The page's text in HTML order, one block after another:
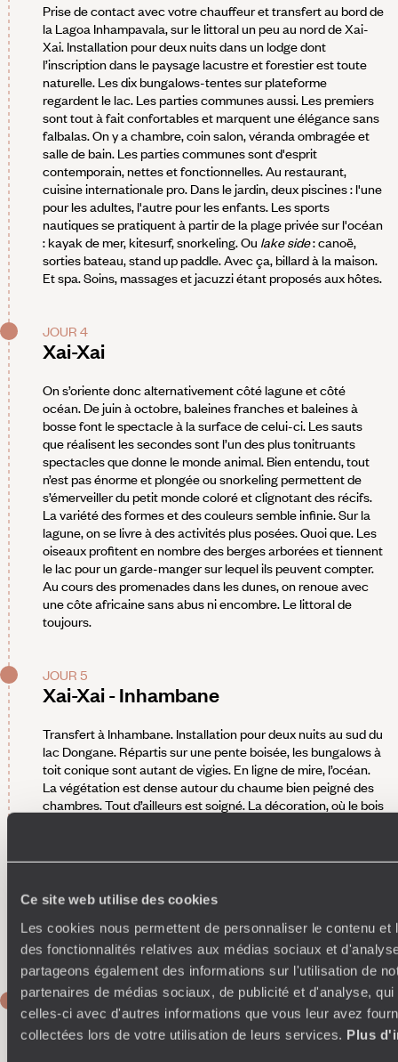
Ce site web utilise des cookies
Les cookies nous permettent de personnaliser le contenu et
des fonctionnalités relatives aux médias sociaux et
partageons également des informations sur l'utilisation de
partenaires de médias sociaux, de publicité et d'analyse,
celles-ci avec d'autres informations que vous leur avez
collectées lors de votre utilisation de leurs services. Plus
Prise de contact avec votre chauffeur et transfert au bord de
la Lagoa Inhampavala, sur le littoral un peu au nord de Xai-
Xai. Installation pour deux nuits dans un lodge dont
l’inscription dans le paysage lacustre et forestier est toute
naturelle. Les dix bungalows-tentes sur plateforme
regardent le lac. Les parties communes aussi. Les premiers
sont tout à fait confortables et marquent une élégance sans
falbalas. On y a chambre, coin salon, véranda ombragée et
salle de bain. Les parties communes sont d'esprit
contemporain, nettes et fonctionnelles. Au restaurant,
cuisine internationale pro. Dans le jardin, deux piscines : l'une
pour les adultes, l'autre pour les enfants. Les sports
nautiques se pratiquent à partir de la plage privée sur l'océan
: kayak de mer, kitesurf, snorkeling. Ou lake side: canoë,
sorties bateau, stand up paddle. Avec ça, billard à la maison.
Et spa. Soins, massages et jacuzzi étant proposés aux hôtes.
JOUR 4
Xai-Xai
On s’oriente donc alternativement côté lagune et côté
océan. De juin à octobre, baleines franches et baleines à
bosse font le spectacle à la surface de celui-ci. Les sauts
que réalisent les secondes sont l’un des plus tonitruants
spectacles que donne le monde animal. Bien entendu, tout
n’est pas énorme et plongée ou snorkeling permettent de
s’émerveiller du petit monde coloré et clignotant des récifs.
La variété des formes et des couleurs semble infinie. Sur la
lagune, on se livre à des activités plus posées. Quoi que. Les
oiseaux profitent en nombre des berges arborées et tiennent
le lac pour un garde-manger sur lequel ils peuvent compter.
Au cours des promenades dans les dunes, on renoue avec
une côte africaine sans abus ni encombre. Le littoral de
toujours.
JOUR 5
Xai-Xai - Inhambane
Transfert à Inhambane. Installation pour deux nuits au sud du
lac Dongane. Répartis sur une pente boisée, les bungalows à
toit conique sont autant de vigies. En ligne de mire, l’océan.
La végétation est dense autour du chaume bien peigné des
chambres. Tout d’ailleurs est soigné. La décoration, où le bois
circonstances. Ainsi aussi le petit deck particulier. Depuis
repose sur trois ingrédients locaux : la langouste, les
évident, mais ces trois-là ne sont jamais loin. L’ananas, rôti au
miel des dunes, étant une autre petite merveille.
JOUR 6
Inhambane